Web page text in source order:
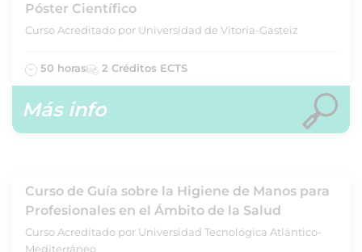
Póster Científico
Curso Acreditado por Universidad de Vitoria-Gasteiz
50 horas 2 Créditos ECTS
Más info
Curso de Guía sobre la Higiene de Manos para
Profesionales en el Ámbito de la Salud
Curso Acreditado por Universidad Tecnológica Atlántico-
Mediterráneo